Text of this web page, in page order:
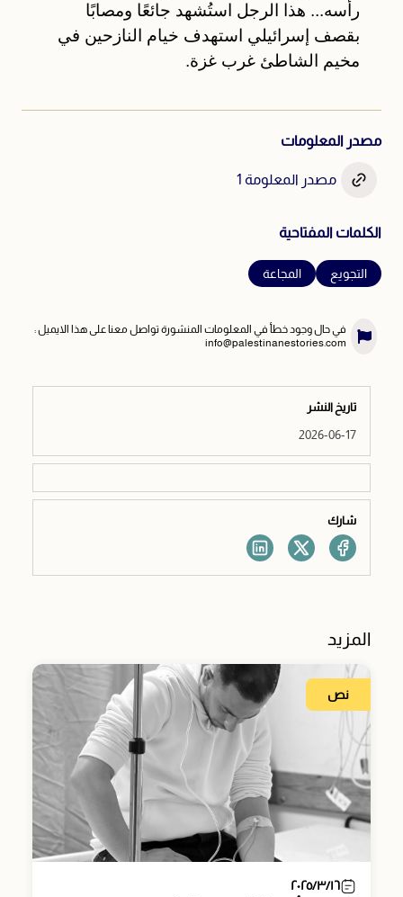
رأسه... هذا الرجل استُشهد جائعًا ومصابًا
بقصف إسرائيلي استهدف خيام النازحين في
مخيم الشاطئ غرب غزة.
مصدر المعلومات
مصدر المعلومة 1
الكلمات المفتاحية
التجويع المجاعة
في حال وجود خطأ في المعلومات المنشورة تواصل معنا على هذا الايميل :
info@palestinanestories.com
تاريخ النشر
2026-06-17
شارك
المزيد
نص
٢٠٢٥/٣/١٦